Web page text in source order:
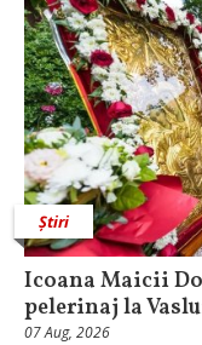
Știri
Icoana Maicii
pelerinaj la
07 Aug, 2026